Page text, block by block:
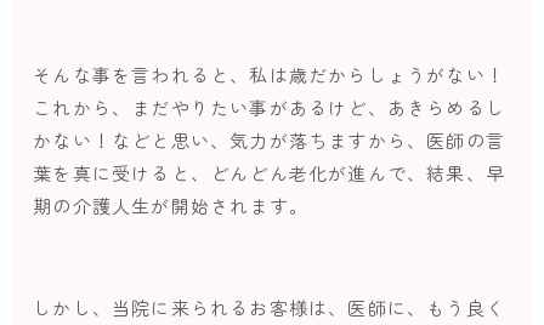
そんな事を言われると、私は歳だからしょうがない！
これから、まだやりたい事があるけど、あきらめるし
かない！などと思い、気力が落ちますから、医師の言
葉を真に受けると、どんどん老化が進んで、結果、早
期の介護人生が開始されます。
しかし、当院に来られるお客様は、医師に、もう良く